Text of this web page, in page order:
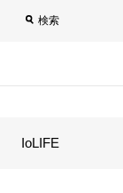
検索
IoLIFE